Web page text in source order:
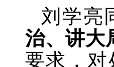
刘学亮
治、讲大
要求，